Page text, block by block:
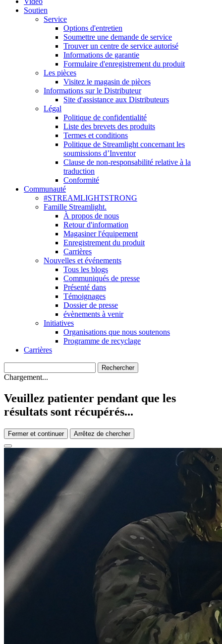
Soutien
Service
Options d'entretien
Soumettre une demande de service
Trouver un centre de service autorisé
Informations de garantie
Formulaire d'enregistrement du produit
Les pièces
Visitez le magasin de pièces
Informations sur le Distributeur
Site d'assistance aux Distributeurs
Légal
Politique de confidentialité
Liste des brevets des produits
Termes et conditions
Politique de Streamlight concernant les
soumissions d’Inventor
Clause de non-responsabilité relative à la
traduction
Conformité
Communauté
#STREAMLIGHTSTRONG
Famille Streamlight.
À propos de nous
Retour d'information
Magasiner l'équipement
Enregistrement du produit
Carrières
Nouvelles et événements
Tous les blogs
Communiqués de presse
Présenté dans
Témoignages
Dossier de presse
évènements à venir
Initiatives
Organisations que nous soutenons
Programme de recyclage
Carrières
Chargement...
Veuillez patienter pendant que les
résultats sont récupérés...
Fermer et continuer Arrêtez de chercher